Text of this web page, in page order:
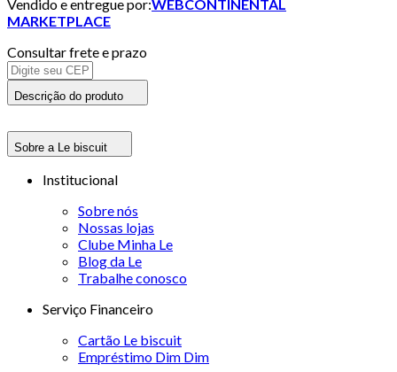
Vendido e entregue por:WEBCONTINENTAL
MARKETPLACE
Consultar frete e prazo
Descrição do produto
Sobre a Le biscuit
Institucional
Sobre nós
Nossas lojas
Clube Minha Le
Blog da Le
Trabalhe conosco
Serviço Financeiro
Cartão Le biscuit
Empréstimo Dim Dim